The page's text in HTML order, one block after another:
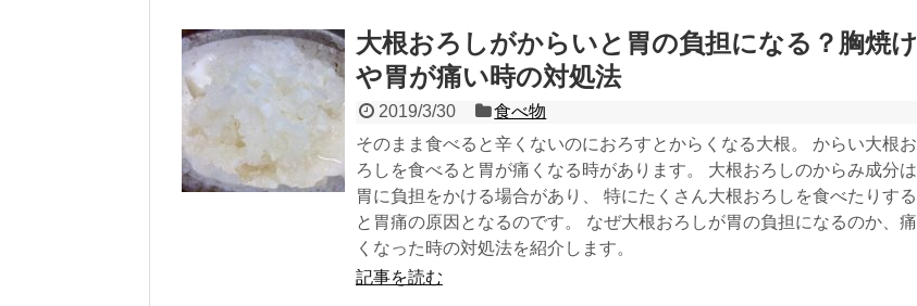
大根おろしがからいと胃の負担になる？胸焼け
や胃が痛い時の対処法
2019/3/30
食べ物
そのまま食べると辛くないのにおろすとからくなる大根。 からい大根お
ろしを食べると胃が痛くなる時があります。 大根おろしのからみ成分は
胃に負担をかける場合があり、 特にたくさん大根おろしを食べたりする
と胃痛の原因となるのです。 なぜ大根おろしが胃の負担になるのか、痛
くなった時の対処法を紹介します。
記事を読む